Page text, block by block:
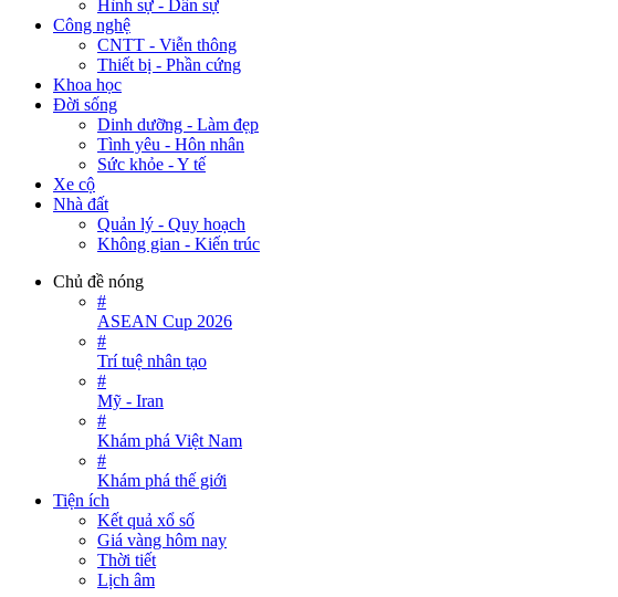
Hình sự - Dân sự
Công nghệ
CNTT - Viễn thông
Thiết bị - Phần cứng
Khoa học
Đời sống
Dinh dưỡng - Làm đẹp
Tình yêu - Hôn nhân
Sức khỏe - Y tế
Xe cộ
Nhà đất
Quản lý - Quy hoạch
Không gian - Kiến trúc
Chủ đề nóng
#
ASEAN Cup 2026
#
Trí tuệ nhân tạo
#
Mỹ - Iran
#
Khám phá Việt Nam
#
Khám phá thế giới
Tiện ích
Kết quả xổ số
Giá vàng hôm nay
Thời tiết
Lịch âm